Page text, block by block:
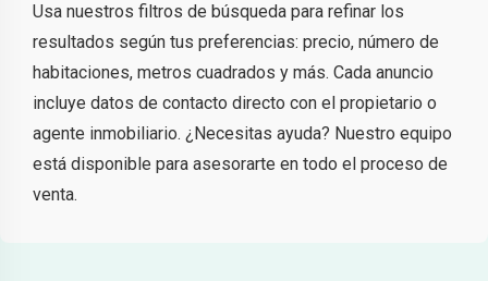
Usa nuestros filtros de búsqueda para refinar los
resultados según tus preferencias: precio, número de
habitaciones, metros cuadrados y más. Cada anuncio
incluye datos de contacto directo con el propietario o
agente inmobiliario. ¿Necesitas ayuda? Nuestro equipo
está disponible para asesorarte en todo el proceso de
venta.